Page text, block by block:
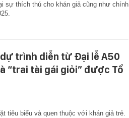
sự thích thú cho khán giả cũng như chính
trình diễn từ Đại lễ A50
“trai tài gái giỏi” được Tổ
tiêu biểu và quen thuộc với khán giả trẻ.